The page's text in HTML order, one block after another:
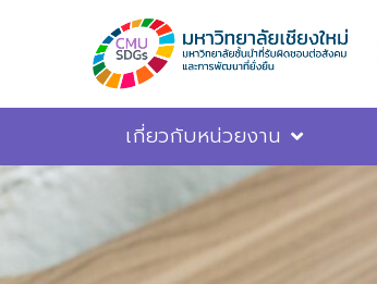
เกี่ยวกับหน่วยงาน